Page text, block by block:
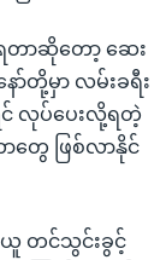
တာဆိုတော့ ဆေး
ာ်တို့မှာ လမ်းခရီး
င် လုပ်ပေးလို့ရတဲ့
တွေ ဖြစ်လာနိုင်
ယူ တင်သွင်းခွင့်